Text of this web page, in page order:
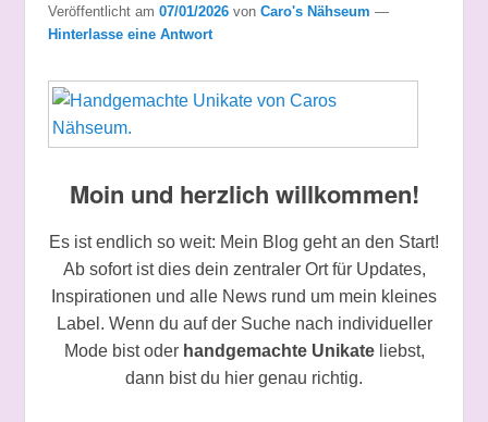
Veröffentlicht am 07/01/2026 von Caro's Nähseum —
Hinterlasse eine Antwort
Moin und herzlich willkommen!
Es ist endlich so weit: Mein Blog geht an den Start!
Ab sofort ist dies dein zentraler Ort für Updates,
Inspirationen und alle News rund um mein kleines
Label. Wenn du auf der Suche nach individueller
Mode bist oder handgemachte Unikateliebst,
dann bist du hier genau richtig.